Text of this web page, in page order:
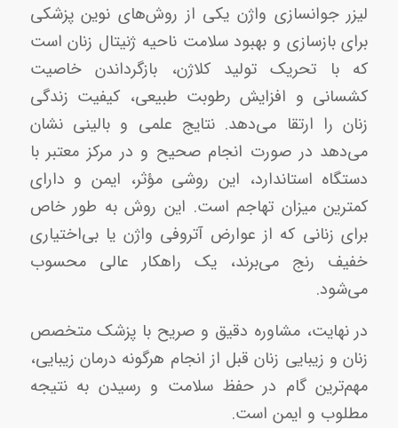
لیزر جوانسازی واژن یکی از روش‌های نوین پزشکی
برای بازسازی و بهبود سلامت ناحیه ژنیتال زنان است
که با تحریک تولید کلاژن، بازگرداندن خاصیت
کشسانی و افزایش رطوبت طبیعی، کیفیت زندگی
زنان را ارتقا می‌دهد. نتایج علمی و بالینی نشان
می‌دهد در صورت انجام صحیح و در مرکز معتبر با
دستگاه استاندارد، این روشی مؤثر، ایمن و دارای
کمترین میزان تهاجم است. این روش به طور خاص
برای زنانی که از عوارض آتروفی واژن یا بی‌اختیاری
خفیف رنج می‌برند، یک راهکار عالی محسوب
می‌شود.
در نهایت، مشاوره دقیق و صریح با پزشک متخصص
زنان و زیبایی زنان قبل از انجام هرگونه درمان زیبایی،
مهم‌ترین گام در حفظ سلامت و رسیدن به نتیجه
مطلوب و ایمن است.